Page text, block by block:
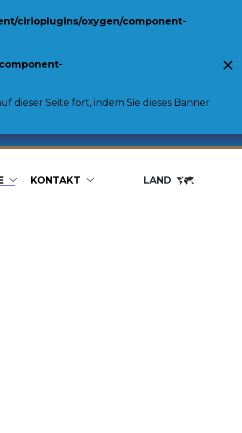
cirioplugins/oxygen/component-
dieser Seite fort, indem Sie dieses Banner
Food service
KONTAKT LAND